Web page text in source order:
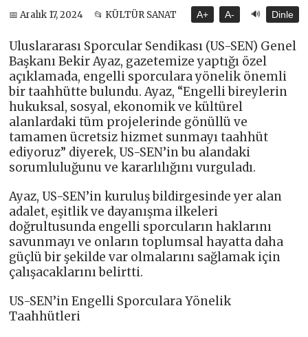
📅 Aralık 17, 2024 📂 KÜLTÜR SANAT A+ A- 🔊 Dinle
Uluslararası Sporcular Sendikası (US-SEN) Genel
Başkanı Bekir Ayaz, gazetemize yaptığı özel
açıklamada, engelli sporculara yönelik önemli
bir taahhütte bulundu. Ayaz, “Engelli bireylerin
hukuksal, sosyal, ekonomik ve kültürel
alanlardaki tüm projelerinde gönüllü ve
tamamen ücretsiz hizmet sunmayı taahhüt
ediyoruz” diyerek, US-SEN’in bu alandaki
sorumluluğunu ve kararlılığını vurguladı.
Ayaz, US-SEN’in kuruluş bildirgesinde yer alan
adalet, eşitlik ve dayanışma ilkeleri
doğrultusunda engelli sporcuların haklarını
savunmayı ve onların toplumsal hayatta daha
güçlü bir şekilde var olmalarını sağlamak için
çalışacaklarını belirtti.
US-SEN’in Engelli Sporculara Yönelik
Taahhütleri